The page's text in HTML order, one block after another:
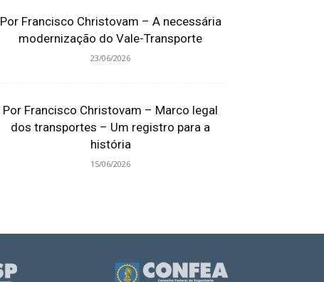
Por Francisco Christovam – A necessária
modernização do Vale-Transporte
23/06/2026
Por Francisco Christovam – Marco legal
dos transportes – Um registro para a
história
15/06/2026